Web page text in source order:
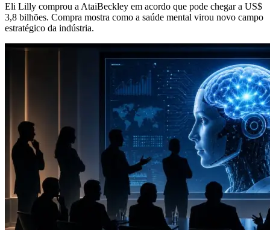
Eli Lilly comprou a AtaiBeckley em acordo que pode chegar a US$
3,8 bilhões. Compra mostra como a saúde mental virou novo campo
estratégico da indústria.